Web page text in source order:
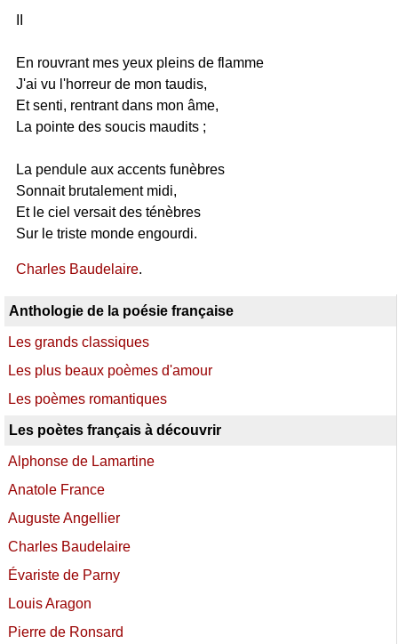
En rouvrant mes yeux pleins de flamme
J'ai vu l'horreur de mon taudis,
Et senti, rentrant dans mon âme,
La pointe des soucis maudits ;
La pendule aux accents funèbres
Sonnait brutalement midi,
Et le ciel versait des ténèbres
Sur le triste monde engourdi.
Charles Baudelaire.
Anthologie de la poésie française
Les grands classiques
Les plus beaux poèmes d'amour
Les poèmes romantiques
Les poètes français à découvrir
Alphonse de Lamartine
Anatole France
Auguste Angellier
Charles Baudelaire
Évariste de Parny
Louis Aragon
Pierre de Ronsard